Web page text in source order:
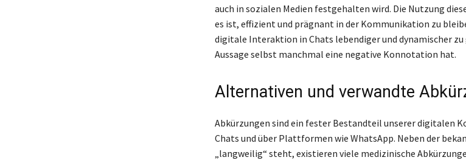
auch in sozialen Medien festgehalten wird. Die Nutzung
es ist, effizient und prägnant in der Kommunikation zu
digitale Interaktion in Chats lebendiger und dynamischer
Aussage selbst manchmal eine negative Konnotation hat.
Alternativen und verwandte
Abkürzungen sind ein fester Bestandteil unserer digitalen
Chats und über Plattformen wie WhatsApp. Neben der
„langweilig“ steht, existieren viele medizinische